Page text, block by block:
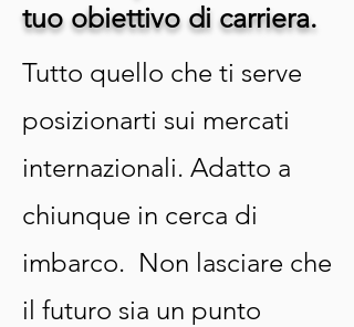
tuo obiettivo di carriera.
Tutto quello che ti serve
posizionarti sui mercati
internazionali. Adatto a
chiunque in cerca di
imbarco. Non lasciare che
il futuro sia un punto